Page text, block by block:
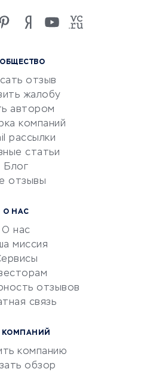
отзыв
жалобу
автором
компаний
рассылки
статьи
Блог
отзывы
О НАС
О нас
миссия
отзывов
связь
КОМПАНИЙ
компанию
обзор